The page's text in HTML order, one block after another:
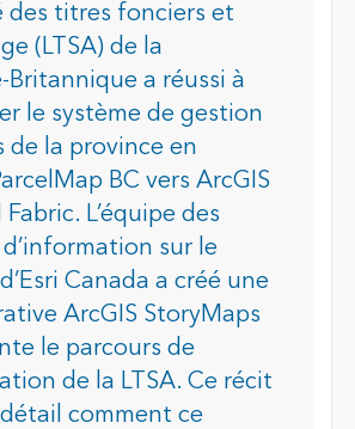
des titres fonciers et
(LTSA) de la
Britannique a réussi à
le système de gestion
de la province en
BC vers ArcGIS
Fabric. L’équipe des
sur le
Canada a créé une
ArcGIS StoryMaps
le parcours de
de la LTSA. Ce récit
comment ce